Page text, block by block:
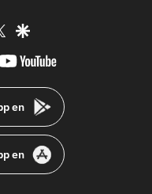
twittergoogle
youtube-
en
en